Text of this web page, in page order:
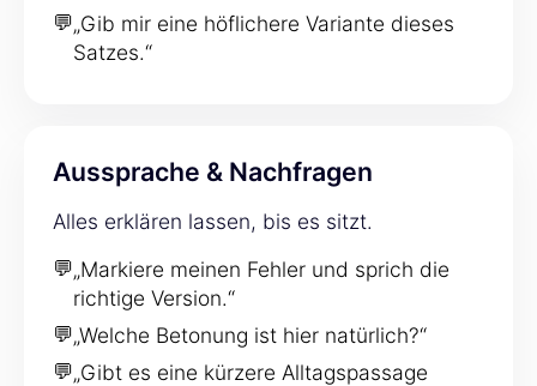
💬„Gib mir eine höflichere Variante dieses
Satzes.“
Aussprache & Nachfragen
Alles erklären lassen, bis es sitzt.
💬„Markiere meinen Fehler und sprich die
richtige Version.“
💬„Welche Betonung ist hier natürlich?“
💬„Gibt es eine kürzere Alltagspassage